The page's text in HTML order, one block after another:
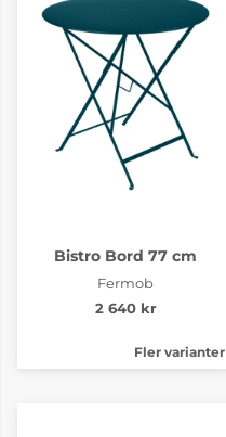
6-8 Veckor
Bistro Bord 77 cm
Fermob
2 640 kr
Fler varianter